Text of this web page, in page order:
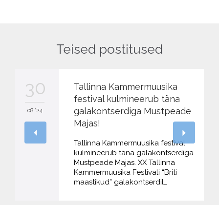
Teised postitused
30
08 '24
Tallinna Kammermuusika
festival kulmineerub täna
galakontserdiga Mustpeade
Majas!
Tallinna Kammermuusika festival
kulmineerub täna galakontserdiga
Mustpeade Majas. XX Tallinna
Kammermuusika Festivali “Briti
maastikud” galakontserdil…